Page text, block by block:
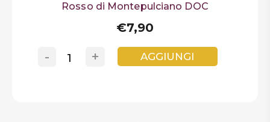
Rosso di Montepulciano DOC
€7,90
+
- AGGIUNGI